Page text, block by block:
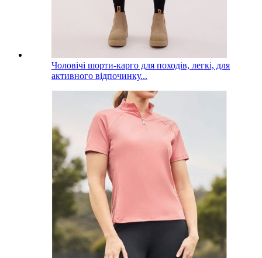
Чоловічі шорти-карго для походів, легкі, для
активного відпочинку...